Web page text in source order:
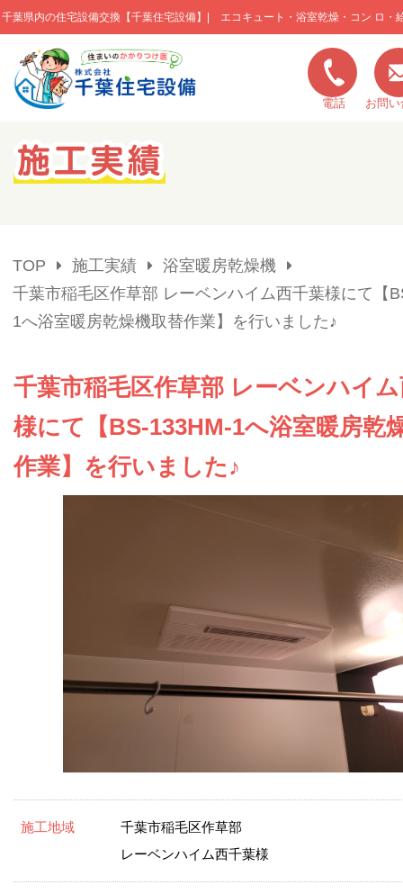
千葉県内の住宅設備交換【千葉住宅設備】| エコキュート・浴室乾燥・コン ロ・
このページの本文へ移動
電話 お問
キャンペーン一覧
会社概要
TOP 施工実績
浴室暖房乾燥機
千葉市稲毛区作草部 レーベンハイム西千葉様にて【
1へ浴室暖房乾燥機取替作業】を行いました♪
千葉市稲毛区作草部 レーベンハイ
様にて【BS-133HM-1へ浴室暖房乾
作業】を行いました♪
施工地域
千葉市稲毛区作草部
レーベンハイム西千葉様